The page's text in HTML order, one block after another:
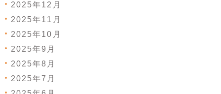
2025年12月
2025年11月
2025年10月
2025年9月
2025年8月
2025年7月